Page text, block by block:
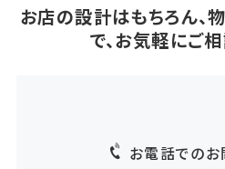
お店の設計はもちろん、
で、お気軽にご
お電話での